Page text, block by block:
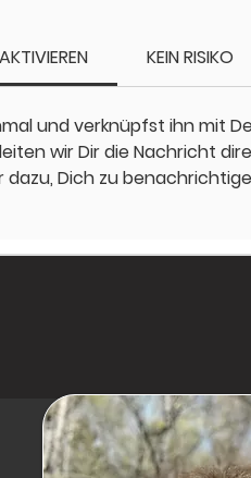
KEIN RISIKO
und verknüpfst ihn mit
wir Dir die Nachricht
Dich zu